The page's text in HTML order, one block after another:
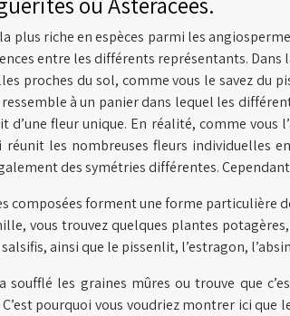
plus riche en espèces parmi les
entre les différents représentants.
proches du sol, comme vous le savez du
à un panier dans lequel les
d’une fleur unique. En réalité, comme
les nombreuses fleurs individuelles
des symétries différentes.
composées forment une forme particulière
vous trouvez quelques plantes
ainsi que le pissenlit, l’estragon,
les graines mûres ou trouve que
pourquoi vous voudriez montrer ici